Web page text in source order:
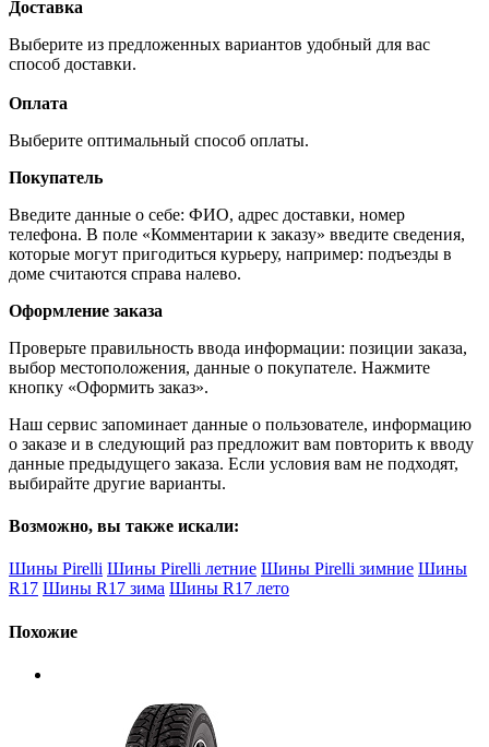
Доставка
Выберите из предложенных вариантов удобный для вас
способ доставки.
Оплата
Выберите оптимальный способ оплаты.
Покупатель
Введите данные о себе: ФИО, адрес доставки, номер
телефона. В поле «Комментарии к заказу» введите сведения,
которые могут пригодиться курьеру, например: подъезды в
доме считаются справа налево.
Оформление заказа
Проверьте правильность ввода информации: позиции заказа,
выбор местоположения, данные о покупателе. Нажмите
кнопку «Оформить заказ».
Наш сервис запоминает данные о пользователе, информацию
о заказе и в следующий раз предложит вам повторить к вводу
данные предыдущего заказа. Если условия вам не подходят,
выбирайте другие варианты.
Возможно, вы также искали:
Шины Pirelli Шины Pirelli летние Шины Pirelli зимние Шины
R17 Шины R17 зима Шины R17 лето
Похожие